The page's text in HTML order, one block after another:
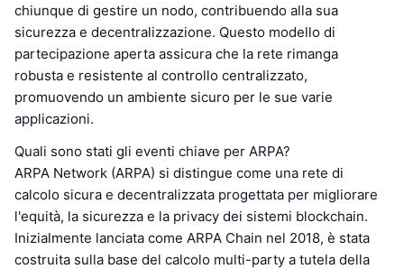
chiunque di gestire un nodo, contribuendo alla sua
sicurezza e decentralizzazione. Questo modello di
partecipazione aperta assicura che la rete rimanga
robusta e resistente al controllo centralizzato,
promuovendo un ambiente sicuro per le sue varie
applicazioni.
Quali sono stati gli eventi chiave per ARPA?
ARPA Network (ARPA) si distingue come una rete di
calcolo sicura e decentralizzata progettata per migliorare
l'equità, la sicurezza e la privacy dei sistemi blockchain.
Inizialmente lanciata come ARPA Chain nel 2018, è stata
costruita sulla base del calcolo multi-party a tutela della